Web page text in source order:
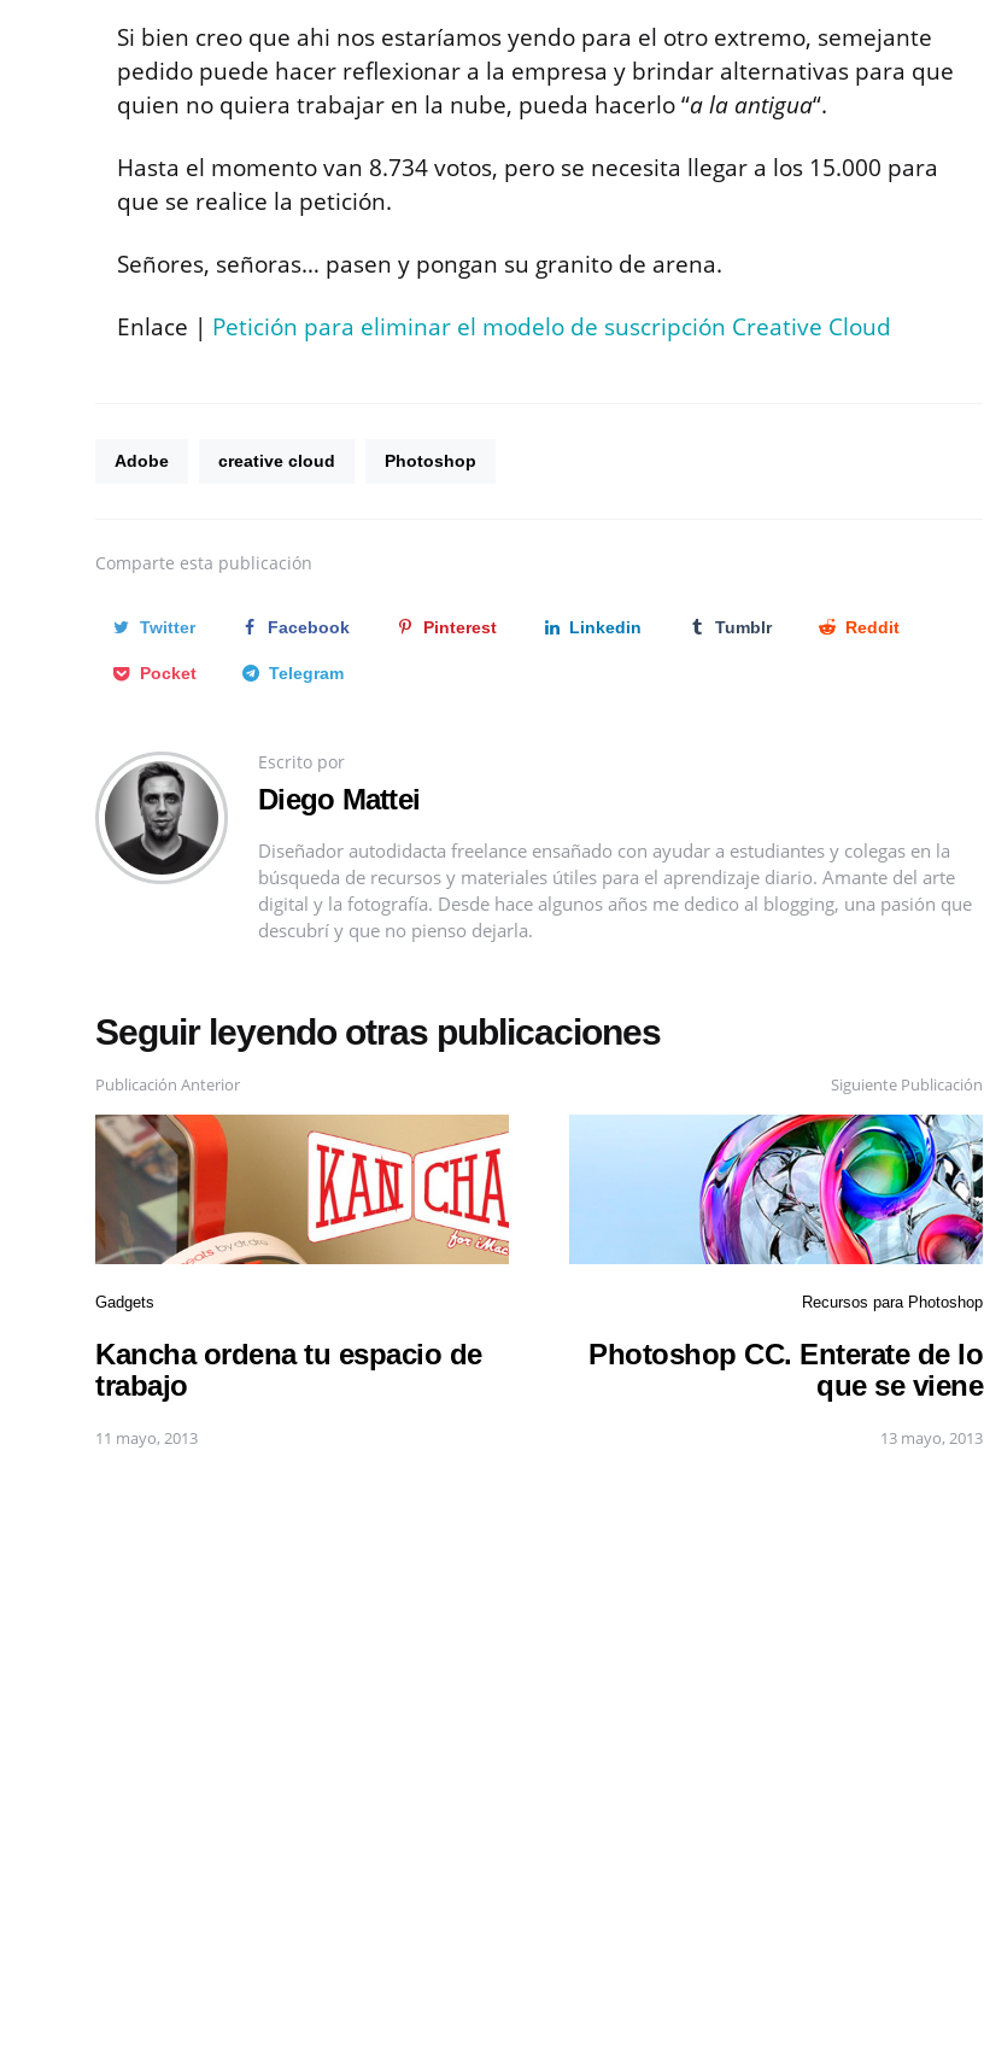
Si bien creo que ahi nos estaríamos yendo para el otro extremo, semejante
pedido puede hacer reflexionar a la empresa y brindar alternativas para que
quien no quiera trabajar en la nube, pueda hacerlo “a la antigua“.
Hasta el momento van 8.734 votos, pero se necesita llegar a los 15.000 para
que se realice la petición.
Señores, señoras… pasen y pongan su granito de arena.
Enlace | Petición para eliminar el modelo de suscripción Creative Cloud
Adobe creative cloud Photoshop
Comparte esta publicación
Twitter Facebook Pinterest Linkedin Tumblr Reddit
Pocket Telegram
Escrito por
Diego Mattei
Diseñador autodidacta freelance ensañado con ayudar a estudiantes y colegas en la
búsqueda de recursos y materiales útiles para el aprendizaje diario. Amante del arte
digital y la fotografía. Desde hace algunos años me dedico al blogging, una pasión que
descubrí y que no pienso dejarla.
Seguir leyendo otras publicaciones
Publicación Anterior
Gadgets
Kancha ordena tu espacio de
trabajo
11 mayo, 2013
Siguiente Publicación
Recursos para Photoshop
Photoshop CC. Enterate de lo
que se viene
13 mayo, 2013